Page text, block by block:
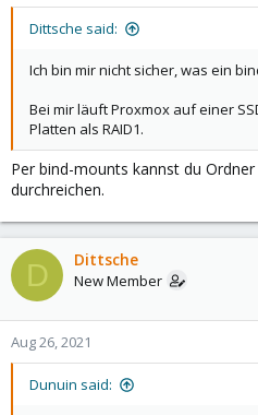
Dittsche said:
Ich bin mir nicht sicher, was ein
Bei mir läuft Proxmox auf einer
Platten als RAID1.
Per bind-mounts kannst du
durchreichen.
D Dittsche
New Member
Aug 26, 2021
Dunuin said: